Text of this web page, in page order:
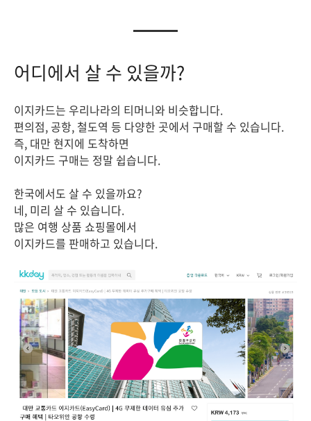
어디에서 살 수 있을까?
이지카드는 우리나라의 티머니와 비슷합니다.
편의점, 공항, 철도역 등 다양한 곳에서 구매할 수 있습니다.
즉, 대만 현지에 도착하면
이지카드 구매는 정말 쉽습니다.
한국에서도 살 수 있을까요?
네, 미리 살 수 있습니다.
많은 여행 상품 쇼핑몰에서
이지카드를 판매하고 있습니다.